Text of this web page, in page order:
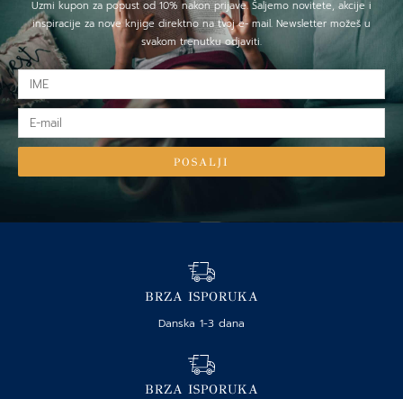
Uzmi kupon za popust od 10% nakon prijave. Šaljemo novitete, akcije i
inspiracije za nove knjige direktno na tvoj e- mail. Newsletter možeš u
svakom trenutku odjaviti.
IME
mail
POSALJI
BRZA ISPORUKA
Danska 1-3 dana
BRZA ISPORUKA